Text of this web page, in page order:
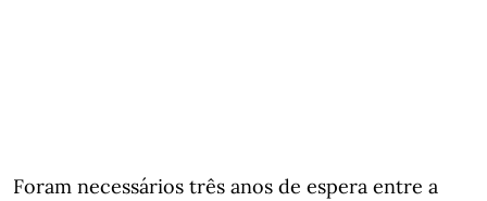
Foram necessários três anos de espera entre a